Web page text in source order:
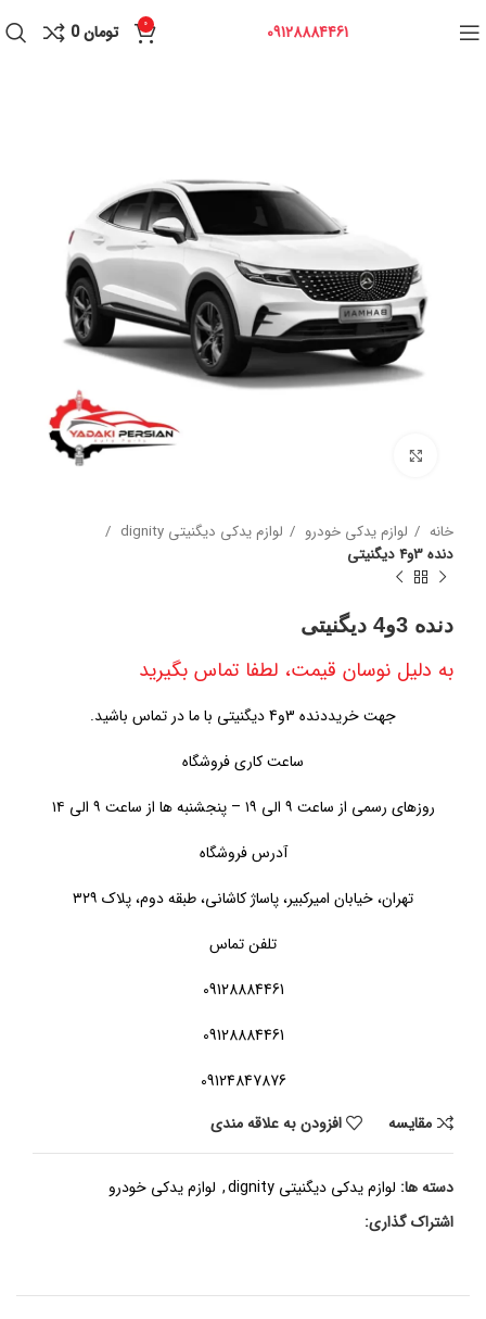
09128884461
0 تومان0
خانه لوازم یدکی خودرو
لوازم یدکی دیگنیتی dignity
دنده 3و4 دیگنیتی
دنده 3و4 دیگنیتی
به دلیل نوسان قیمت، لطفا تماس بگیرید
جهت خریددنده 3و4 دیگنیتی با ما در تماس باشید.
ساعت کاری فروشگاه
روزهای رسمی از ساعت ۹ الی ۱۹ – پنجشنبه ها از ساعت ۹ الی ۱۴
آدرس فروشگاه
تهران، خیابان امیرکبیر، پاساژ کاشانی، طبقه دوم، پلاک ۳۲۹
تلفن تماس
09128884461
09128884461
09124847876
مقايسه
افزودن به علاقه مندی
دسته ها: لوازم یدکی دیگنیتی dignity , لوازم یدکی خودرو
اشتراک گذاری: